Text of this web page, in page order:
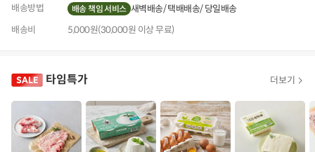
배송방법 배송 책임 서비스 새벽배송 택배배송 당일배송
배송비
5,000원(30,000원 이상 무료)
타임특가 더보기